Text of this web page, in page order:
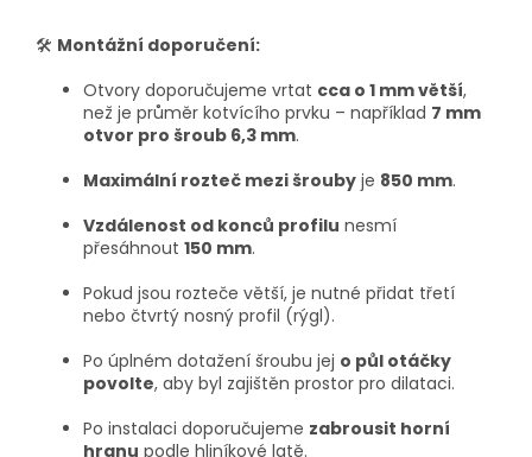
🛠 Montážní doporučení:
Otvory doporučujeme vrtat cca o 1 mm větší,
než je průměr kotvícího prvku – například 7 mm
otvor pro šroub 6,3 mm.
Maximální rozteč mezi šrouby je 850 mm.
Vzdálenost od konců profilu nesmí
přesáhnout 150 mm.
Pokud jsou rozteče větší, je nutné přidat třetí
nebo čtvrtý nosný profil (rýgl).
Po úplném dotažení šroubu jej o půl otáčky
povolte, aby byl zajištěn prostor pro dilataci.
Po instalaci doporučujeme zabrousit horní
hranu podle hliníkové latě.